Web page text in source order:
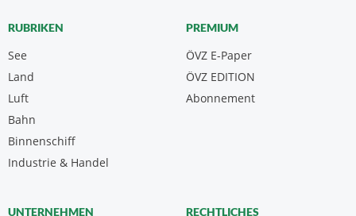
RUBRIKEN
See
Land
Luft
Bahn
Binnenschiff
Industrie & Handel
PREMIUM
ÖVZ E-Paper
Abonnement
ÖVZ EDITION
UNTERNEHMEN RECHTLICHES